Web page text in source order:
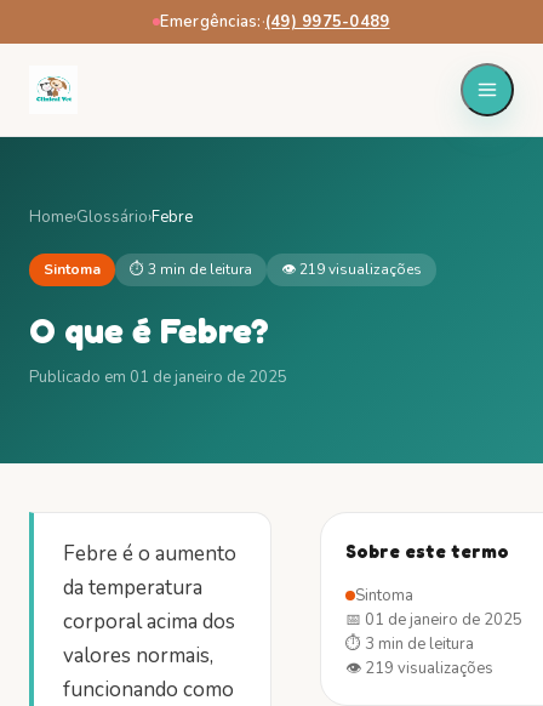
Emergências:·(49) 9975-0489
Home›Glossário›Febre
Sintoma ⏱ 3 min de leitura 👁219visualizações
O que é Febre?
Publicado em 01 de janeiro de 2025
Febre é o aumento
da temperatura
corporal acima dos
valores normais,
funcionando como
Sobre este termo
Sintoma
📅 01 de janeiro de 2025
⏱ 3 min de leitura
👁 219 visualizações